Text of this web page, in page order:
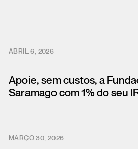
ABRIL 6, 2026
Apoie, sem custos, a
Saramago com 1% do seu
MARÇO 30, 2026